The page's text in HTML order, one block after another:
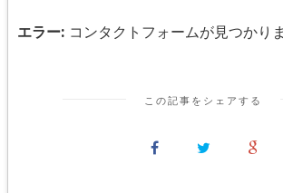
エラー: コンタクトフォームが見つかり
この記事をシェアする